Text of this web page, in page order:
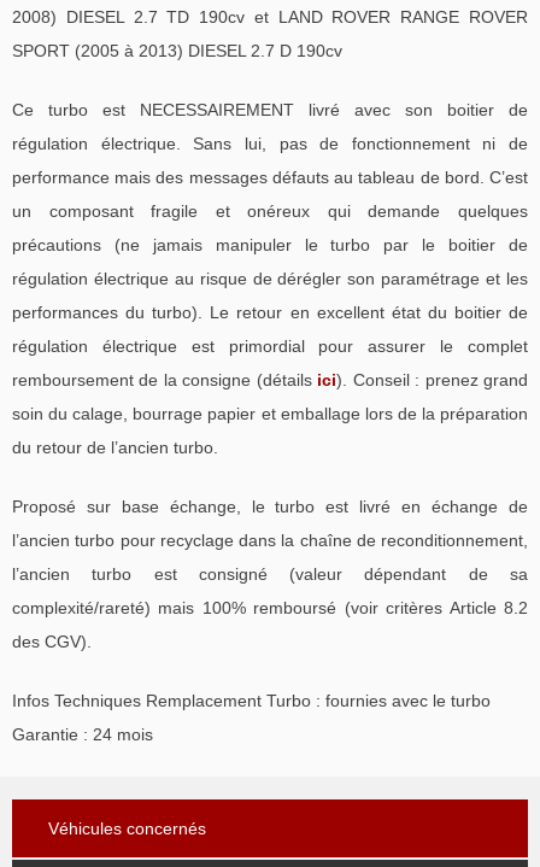
2008) DIESEL 2.7 TD 190cv et LAND ROVER RANGE ROVER
SPORT (2005 à 2013) DIESEL 2.7 D 190cv
Ce turbo est NECESSAIREMENT livré avec son boitier de
régulation électrique. Sans lui, pas de fonctionnement ni de
performance mais des messages défauts au tableau de bord. C’est
un composant fragile et onéreux qui demande quelques
précautions (ne jamais manipuler le turbo par le boitier de
régulation électrique au risque de dérégler son paramétrage et les
performances du turbo). Le retour en excellent état du boitier de
régulation électrique est primordial pour assurer le complet
remboursement de la consigne (détails ici). Conseil : prenez grand
soin du calage, bourrage papier et emballage lors de la préparation
du retour de l’ancien turbo.
Proposé sur base échange, le turbo est livré en échange de
l’ancien turbo pour recyclage dans la chaîne de reconditionnement,
l’ancien turbo est consigné (valeur dépendant de sa
complexité/rareté) mais 100% remboursé (voir critères Article 8.2
des CGV).
Infos Techniques Remplacement Turbo : fournies avec le turbo
Garantie : 24 mois
Véhicules concernés